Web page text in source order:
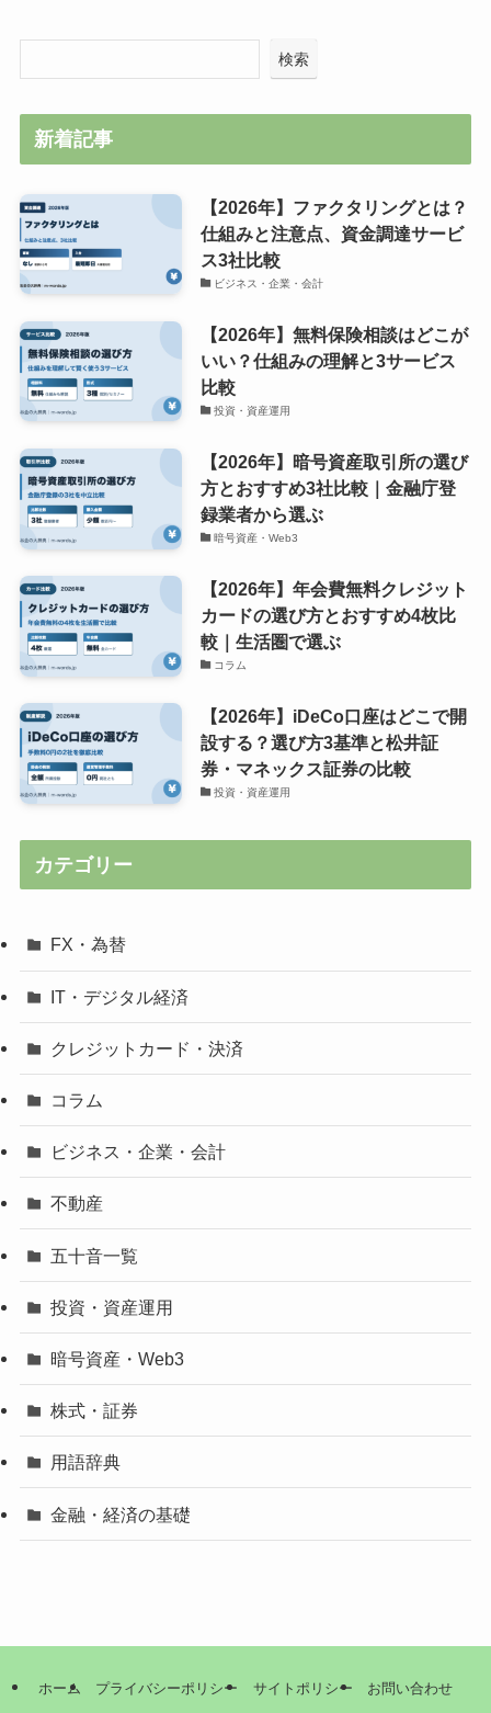
検索
新着記事
【2026年】ファクタリングとは？
仕組みと注意点、資金調達サービ
ス3社比較
ビジネス・企業・会計
【2026年】無料保険相談はどこが
いい？仕組みの理解と3サービス
比較
投資・資産運用
【2026年】暗号資産取引所の選び
方とおすすめ3社比較｜金融庁登
録業者から選ぶ
暗号資産・Web3
【2026年】年会費無料クレジット
カードの選び方とおすすめ4枚比
較｜生活圏で選ぶ
コラム
【2026年】iDeCo口座はどこで開
設する？選び方3基準と松井証
券・マネックス証券の比較
投資・資産運用
カテゴリー
FX・為替
IT・デジタル経済
クレジットカード・決済
コラム
ビジネス・企業・会計
不動産
五十音一覧
投資・資産運用
暗号資産・Web3
株式・証券
用語辞典
金融・経済の基礎
ホーム プライバシーポリシー サイトポリシー お問い合わせ